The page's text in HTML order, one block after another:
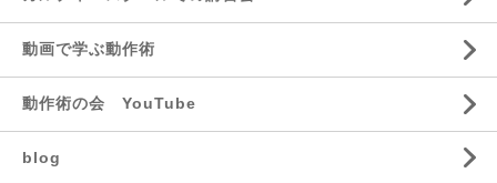
動画で学ぶ動作術
動作術の会 YouTube
blog